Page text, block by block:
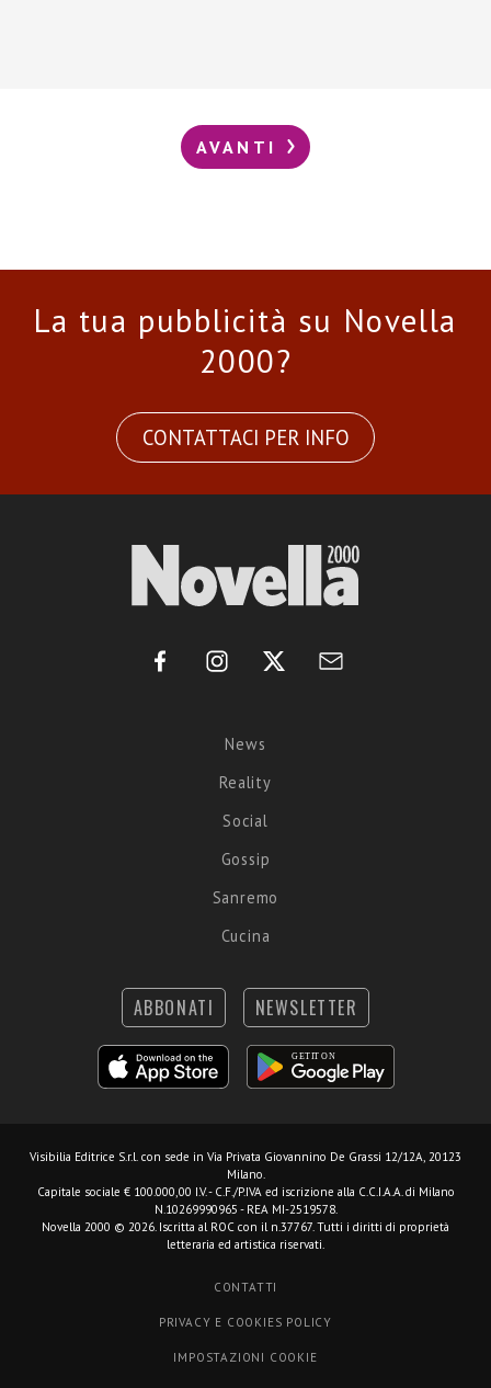
AVANTI
La tua pubblicità su Novella
2000?
CONTATTACI PER INFO
News
Reality
Social
Gossip
Sanremo
Cucina
ABBONATI NEWSLETTER
Visibilia Editrice S.r.l. con sede in Via Privata Giovannino De Grassi 12/12A, 20123
Milano.
Capitale sociale € 100.000,00 I.V. - C.F./P.IVA ed iscrizione alla C.C.I.A.A. di Milano
N.10269990965 - REA MI-2519578.
Novella 2000 © 2026. Iscritta al ROC con il n.37767. Tutti i diritti di proprietà
letteraria ed artistica riservati.
CONTATTI
PRIVACY E COOKIES POLICY
IMPOSTAZIONI COOKIE